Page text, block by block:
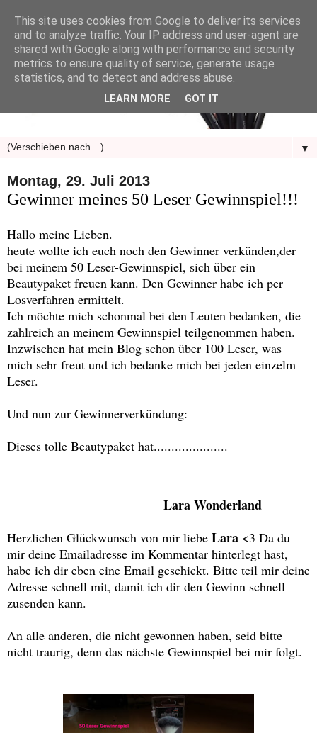
▼
Montag, 29. Juli 2013
Gewinner meines 50 Leser Gewinnspiel!!!
Hallo meine Lieben.
heute wollte ich euch noch den Gewinner verkünden,der
bei meinem 50 Leser-Gewinnspiel, sich über ein
Beautypaket freuen kann. Den Gewinner habe ich per
Losverfahren ermittelt.
Ich möchte mich schonmal bei den Leuten bedanken, die
zahlreich an meinem Gewinnspiel teilgenommen haben.
Inzwischen hat mein Blog schon über 100 Leser, was
mich sehr freut und ich bedanke mich bei jeden einzelm
Leser.
Und nun zur Gewinnerverkündung:
Dieses tolle Beautypaket hat.....................
Lara Wonderland
Herzlichen Glückwunsch von mir liebe Lara <3 Da du
mir deine Emailadresse im Kommentar hinterlegt hast,
habe ich dir eben eine Email geschickt. Bitte teil mir deine
Adresse schnell mit, damit ich dir den Gewinn schnell
zusenden kann.
An alle anderen, die nicht gewonnen haben, seid bitte
nicht traurig, denn das nächste Gewinnspiel bei mir folgt.
This site uses cookies from Google to deliver its services
and to analyze traffic. Your IP address and user-agent are
shared with Google along with performance and security
metrics to ensure quality of service, generate usage
statistics, and to detect and address abuse.
LEARN MORE GOT IT